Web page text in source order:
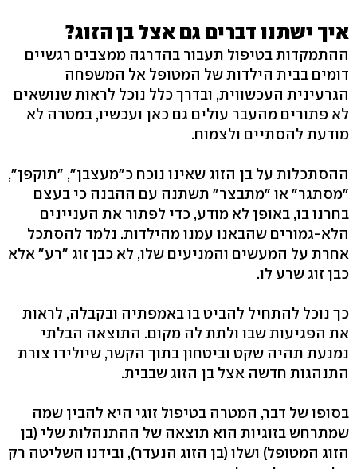
איך ישתנו דברים גם אצל בן הזוג?
ההתמקדות בטיפול תעבור בהדרגה ממצבים רגשיים
דומים בבית הילדות של המטופל אל המשפחה
הגרעינית העכשווית, ובדרך כלל נוכל לראות שנושאים
לא פתורים מהעבר עולים גם כאן ועכשיו, במטרה לא
מודעת להסתיים ולצמוח.
ההסתכלות על בן הזוג שאינו נוכח כ"מעצבן", "תוקפן",
"מסתגר" או "מתבצר" תשתנה עם ההבנה כי בעצם
בחרנו בו, באופן לא מודע, כדי לפתור את העניינים
הלא-גמורים שהבאנו עמנו מהילדות. נלמד להסתכל
אחרת על המעשים והמניעים שלו, לא כבן זוג "רע" אלא
כבן זוג שרע לו.
כך נוכל להתחיל להביט בו באמפתיה ובקבלה, לראות
את הפגיעות שבו ולתת לה מקום. התוצאה הבלתי
נמנעת תהיה שקט וביטחון בתוך הקשר, שיולידו צורת
התנהגות חדשה אצל בן הזוג שבבית.
בסופו של דבר, המטרה בטיפול זוגי היא להבין שמה
שמתרחש בזוגיות הוא תוצאה של ההתנהלות שלי (בן
הזוג המטופל) ושלו (בן הזוג הנעדר), ובידנו השליטה רק